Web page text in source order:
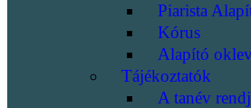
Piarista
Kórus
Alapító
Tájékoztatók
A tanév